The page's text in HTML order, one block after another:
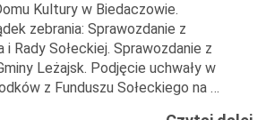
Kultury w Biedaczowie.
zebrania: Sprawozdanie z
i Rady Sołeckiej. Sprawozdanie z
Leżajsk. Podjęcie uchwały w
z Funduszu Sołeckiego na …